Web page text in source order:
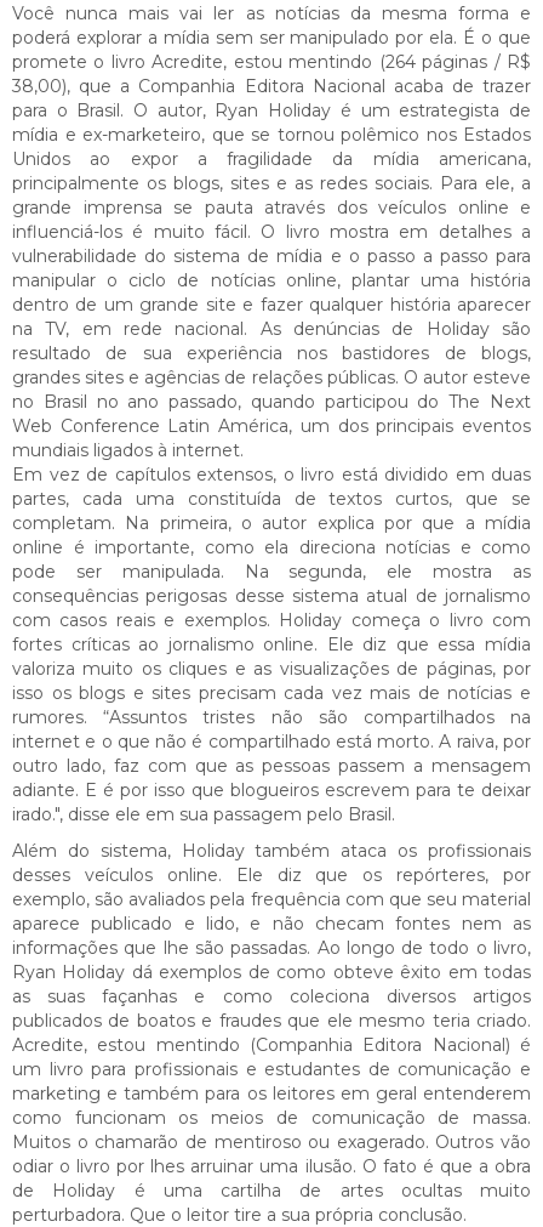
Você nunca mais vai ler as notícias da mesma forma e
poderá explorar a mídia sem ser manipulado por ela. É o que
promete o livro Acredite, estou mentindo (264 páginas / R$
38,00), que a Companhia Editora Nacional acaba de trazer
para o Brasil. O autor, Ryan Holiday é um estrategista de
mídia e ex-marketeiro, que se tornou polêmico nos Estados
Unidos ao expor a fragilidade da mídia americana,
principalmente os blogs, sites e as redes sociais. Para ele, a
grande imprensa se pauta através dos veículos online e
influenciá-los é muito fácil. O livro mostra em detalhes a
vulnerabilidade do sistema de mídia e o passo a passo para
manipular o ciclo de notícias online, plantar uma história
dentro de um grande site e fazer qualquer história aparecer
na TV, em rede nacional. As denúncias de Holiday são
resultado de sua experiência nos bastidores de blogs,
grandes sites e agências de relações públicas. O autor esteve
no Brasil no ano passado, quando participou do The Next
Web Conference Latin América, um dos principais eventos
mundiais ligados à internet.
Em vez de capítulos extensos, o livro está dividido em duas
partes, cada uma constituída de textos curtos, que se
completam. Na primeira, o autor explica por que a mídia
online é importante, como ela direciona notícias e como
pode ser manipulada. Na segunda, ele mostra as
consequências perigosas desse sistema atual de jornalismo
com casos reais e exemplos. Holiday começa o livro com
fortes críticas ao jornalismo online. Ele diz que essa mídia
valoriza muito os cliques e as visualizações de páginas, por
isso os blogs e sites precisam cada vez mais de notícias e
rumores. “Assuntos tristes não são compartilhados na
internet e o que não é compartilhado está morto. A raiva, por
outro lado, faz com que as pessoas passem a mensagem
adiante. E é por isso que blogueiros escrevem para te deixar
irado.", disse ele em sua passagem pelo Brasil.
Além do sistema, Holiday também ataca os profissionais
desses veículos online. Ele diz que os repórteres, por
exemplo, são avaliados pela frequência com que seu material
aparece publicado e lido, e não checam fontes nem as
informações que lhe são passadas. Ao longo de todo o livro,
Ryan Holiday dá exemplos de como obteve êxito em todas
as suas façanhas e como coleciona diversos artigos
publicados de boatos e fraudes que ele mesmo teria criado.
Acredite, estou mentindo (Companhia Editora Nacional) é
um livro para profissionais e estudantes de comunicação e
marketing e também para os leitores em geral entenderem
como funcionam os meios de comunicação de massa.
Muitos o chamarão de mentiroso ou exagerado. Outros vão
odiar o livro por lhes arruinar uma ilusão. O fato é que a obra
de Holiday é uma cartilha de artes ocultas muito
perturbadora. Que o leitor tire a sua própria conclusão.